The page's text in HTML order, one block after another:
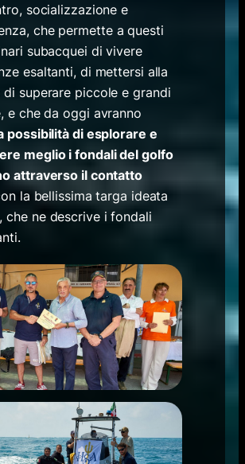
socializzazione e
che permette a questi
subacquei di vivere
esaltanti, di mettersi alla
di superare piccole e grandi
e che da oggi avranno
possibilità di esplorare e
meglio i fondali del golfo
attraverso il contatto
la bellissima targa ideata
che ne descrive i fondali